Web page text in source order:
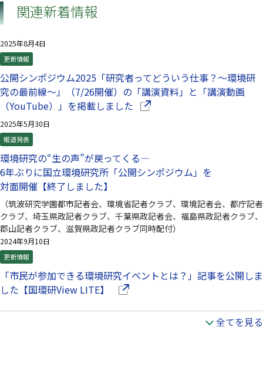
関連新着情報
2025年8月4日
更新情報
公開シンポジウム2025「研究者ってどういう仕事？～環境研
究の最前線～」（7/26開催）の「講演資料」と「講演動画
（YouTube）」を掲載しました （別ウインドウで開きます）
2025年5月30日
報道発表
環境研究の“生の声”が戻ってくる—
6年ぶりに国立環境研究所「公開シンポジウム」を
対面開催【終了しました】
（筑波研究学園都市記者会、環境省記者クラブ、環境記者会、都庁記者
クラブ、埼玉県政記者クラブ、千葉県政記者会、福島県政記者クラブ、
郡山記者クラブ、滋賀県政記者クラブ同時配付）
2024年9月10日
更新情報
「市民が参加できる環境研究イベントとは？」記事を公開しま
した【国環研View LITE】
（別ウインドウで開きます）
全てを見る